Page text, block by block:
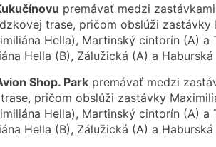
premávať medzi
trase, pričom obslúži zastávky
Hella), Martinský cintorín (A) a
Hella (B), Zálužická (A) a Haburská
Shop. Park premávať medzi
pričom obslúži zastávky
Hella), Martinský cintorín (A) a
Hella (B), Zálužická (A) a Haburská